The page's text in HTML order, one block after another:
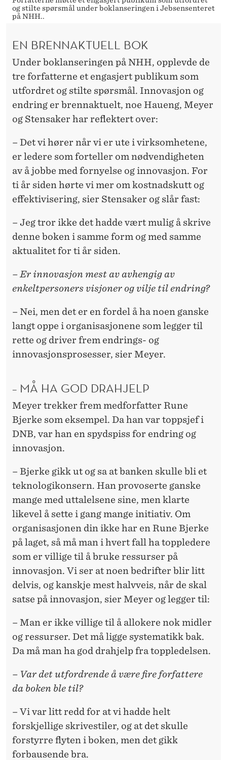
og stilte spørsmål under boklanseringen i Jebsensenteret
på NHH..
EN BRENNAKTUELL BOK
Under boklanseringen på NHH, opplevde de
tre forfatterne et engasjert publikum som
utfordret og stilte spørsmål. Innovasjon og
endring er brennaktuelt, noe Haueng, Meyer
og Stensaker har reflektert over:
– Det vi hører når vi er ute i virksomhetene,
er ledere som forteller om nødvendigheten
av å jobbe med fornyelse og innovasjon. For
ti år siden hørte vi mer om kostnadskutt og
effektivisering, sier Stensaker og slår fast:
– Jeg tror ikke det hadde vært mulig å skrive
denne boken i samme form og med samme
aktualitet for ti år siden.
– Er innovasjon mest av avhengig av
enkeltpersoners visjoner og vilje til endring?
– Nei, men det er en fordel å ha noen ganske
langt oppe i organisasjonene som legger til
rette og driver frem endrings- og
innovasjonsprosesser, sier Meyer.
– MÅ HA GOD DRAHJELP
Meyer trekker frem medforfatter Rune
Bjerke som eksempel. Da han var toppsjef i
DNB, var han en spydspiss for endring og
innovasjon.
– Bjerke gikk ut og sa at banken skulle bli et
teknologikonsern. Han provoserte ganske
mange med uttalelsene sine, men klarte
likevel å sette i gang mange initiativ. Om
organisasjonen din ikke har en Rune Bjerke
på laget, så må man i hvert fall ha toppledere
som er villige til å bruke ressurser på
innovasjon. Vi ser at noen bedrifter blir litt
delvis, og kanskje mest halvveis, når de skal
satse på innovasjon, sier Meyer og legger til:
– Man er ikke villige til å allokere nok midler
og ressurser. Det må ligge systematikk bak.
Da må man ha god drahjelp fra toppledelsen.
– Var det utfordrende å være fire forfattere
da boken ble til?
– Vi var litt redd for at vi hadde helt
forskjellige skrivestiler, og at det skulle
forstyrre flyten i boken, men det gikk
forbausende bra.